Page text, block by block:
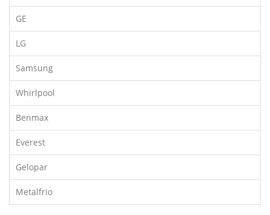
GE
LG
Samsung
Whirlpool
Benmax
Everest
Gelopar
Metalfrio